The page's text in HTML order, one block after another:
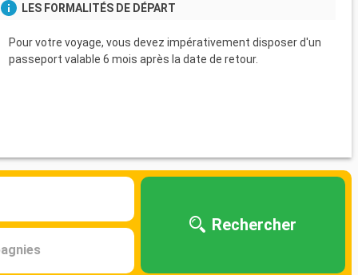
LES FORMALITÉS DE DÉPART
Pour votre voyage, vous devez impérativement disposer d'un
passeport valable 6 mois après la date de retour.
Rechercher